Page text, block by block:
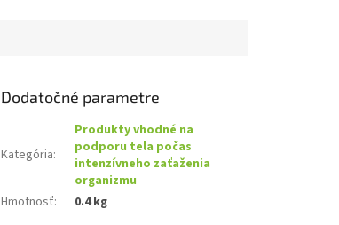
Dodatočné parametre
Kategória:
Produkty vhodné na
podporu tela počas
intenzívneho zaťaženia
organizmu
Hmotnosť: 0.4 kg